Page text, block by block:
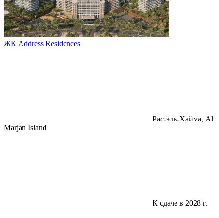
ЖК Address Residences
Pac-эль-Хайма, Al
Marjan Island
К сдаче в 2028 г.